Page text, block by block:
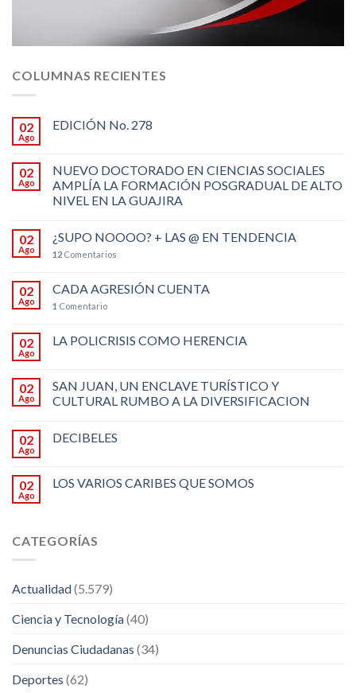
COLUMNAS RECIENTES
02
Ago
EDICIÓN No. 278
02
Ago
NUEVO DOCTORADO EN CIENCIAS SOCIALES
AMPLÍA LA FORMACIÓN POSGRADUAL DE ALTO
NIVEL EN LA GUAJIRA
02
Ago
¿SUPO NOOOO? + LAS @ EN TENDENCIA
12 Comentarios
02
Ago
CADA AGRESIÓN CUENTA
1 Comentario
02
Ago
LA POLICRISIS COMO HERENCIA
02
Ago
SAN JUAN, UN ENCLAVE TURÍSTICO Y
CULTURAL RUMBO A LA DIVERSIFICACION
02
Ago
DECIBELES
02
Ago
LOS VARIOS CARIBES QUE SOMOS
CATEGORÍAS
Actualidad(5.579)
Ciencia y Tecnología(40)
Denuncias Ciudadanas (34)
Deportes (62)